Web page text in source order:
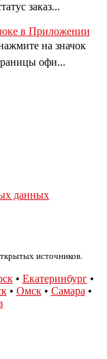
заказ...
в Приложении
на значок
офи...
данных
источников.
• Екатеринбург•
• Омск• Самара •